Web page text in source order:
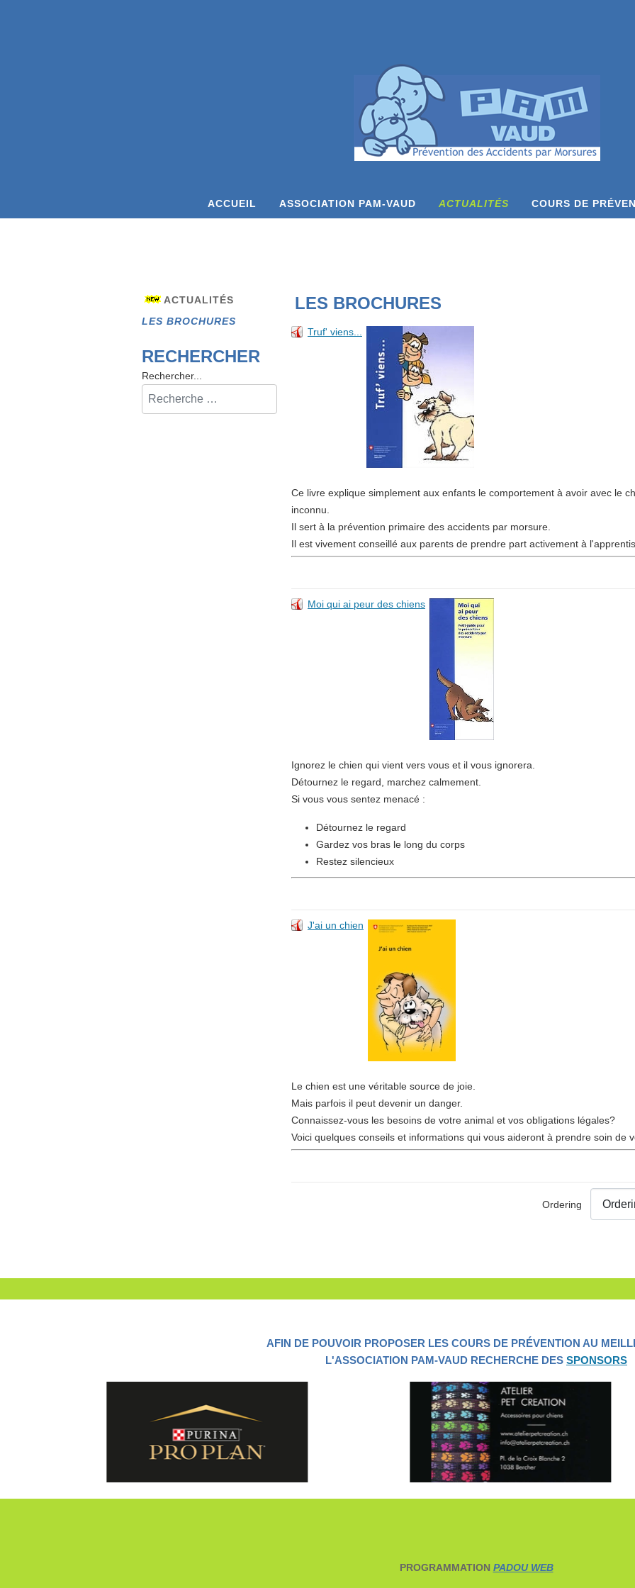
ACCUEIL ASSOCIATION PAM-VAUD ACTUALITÉS COURS DE
ACTUALITÉS
LES BROCHURES
RECHERCHER
Rechercher...
LES BROCHURES
Truf' viens...
Ce livre explique simplement aux enfants le comportement à avoir avec le
inconnu.
Il sert à la prévention primaire des accidents par morsure.
Il est vivement conseillé aux parents de prendre part activement à
Moi qui ai peur des chiens
Ignorez le chien qui vient vers vous et il vous ignorera.
Détournez le regard, marchez calmement.
Si vous vous sentez menacé :
Détournez le regard
Gardez vos bras le long du corps
Restez silencieux
J'ai un chien
Le chien est une véritable source de joie.
Mais parfois il peut devenir un danger.
Connaissez-vous les besoins de votre animal et vos obligations légales?
Voici quelques conseils et informations qui vous aideront à prendre soin de
Ordering
AFIN DE POUVOIR PROPOSER LES COURS DE PRÉVENTION AU
L'ASSOCIATION PAM-VAUD RECHERCHE DES SPONSORS
PROGRAMMATION PADOU WEB